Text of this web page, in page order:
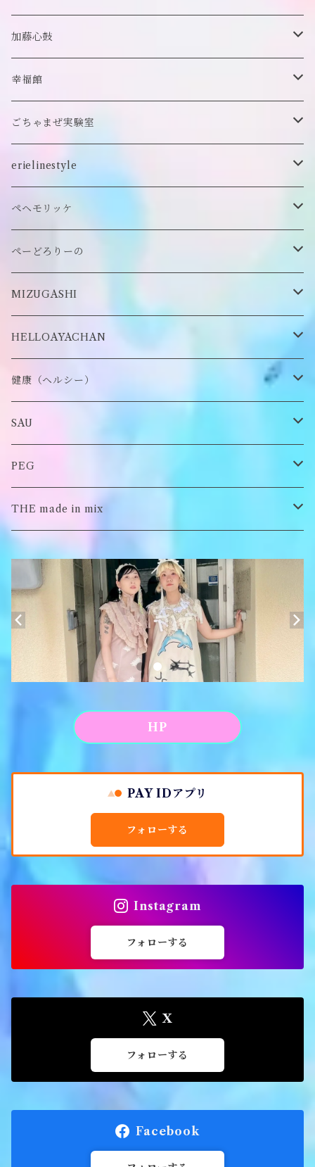
付け襟
カードケース
キーホルダー
ぬいぐるみ
クッション
シューズ/サンダル
セットアップ
ぬいぐるみ鏡
ぬいぐるみキーホルダー
ぬいぐるみマフラー
ステッカー
ぬいぐるみヘアピン
缶バッヂ
ロンT
ステッカー・シール
チャーム
Tシャツ
イヤーマフラー
ヘアゴム
靴下
キーホルダー
加藤心鼓
ロンT
幸福館
トレーナー
ロンT
CAP
other
Tシャツ
ごちゃまぜ実験室
バッグ
アクセサリー
雑貨
erielinestyle
ピアス/イヤリング
ネックレス
マスクチェーン
ペヘモリッケ
帽子
キーホルダー
ブローチ
ぺーどろりーの
靴下
スタイ
MIZUGASHI
帽子
アクセサリー
HELLOAYACHAN
ピアス/イヤリング
健康（ヘルシー）
ロンT
スウェット/パーカー
Tシャツ
ソックス
SAU
ロンT
スウェット/パーカー
Tシャツ
PEG
キーチャーム
THE made in mix
ポーチ
キーホルダー
アパレル
HP
PAY IDアプリ
フォローする
Instagram
フォローする
X
フォローする
Facebook